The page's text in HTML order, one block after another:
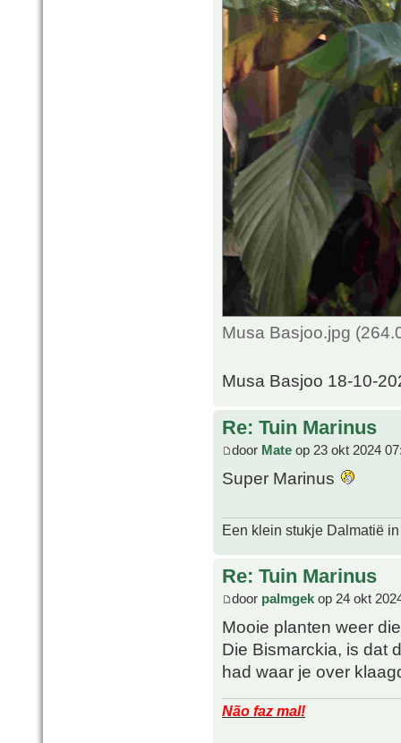
Musa Basjoo.jpg
Musa Basjoo 18-10-
Re: Tuin Marinus
door Mate op 23 okt 2024
Super Marinus
Een klein stukje Dalmatië
Re: Tuin Marinus
door palmgek op 24 okt
Mooie planten weer
Die Bismarckia, is dat
had waar je over
Não faz mal!